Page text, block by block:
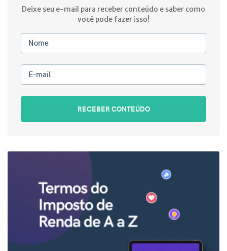
Deixe seu e-mail para receber conteúdo e saber como
você pode fazer isso!
Nome
E-mail
RECEBER CONTEÚDO